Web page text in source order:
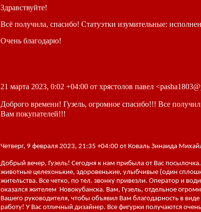
Здравствуйте!
Всё получила, спасибо! Статуэтки изумительные:
Очень благодарю!
21 марта 2023, 0:02 +04:00 от хрястолов павел
Доброго времени! Гузель, огромное спасибо!!! Все
Вам покупателей!!!
Четверг, 9 февраля 2023, 21:35 +04:00 от Коваль Зинаида
Добрый вечер, Гузель! Сегодня к нам прибыла от Вас
животные целехонькие, здоровенькие, улыбчивые (один
жительства. Все четко, по тел. звонку привезли. Оператор и
оказался жителем Новокубанска. Вам, Гузель, отдельное
Вашего руководителя, чтобы объявил Вам благодарность в
работу! У Вас отличный дизайнер. Все фигурки получаются